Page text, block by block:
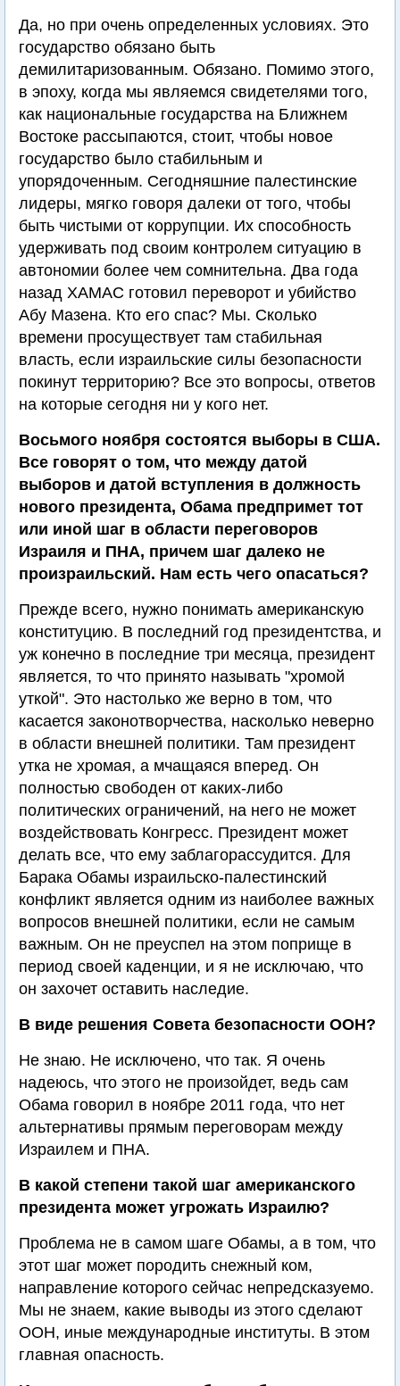
Да, но при очень определенных условиях. Это
государство обязано быть
демилитаризованным. Обязано. Помимо этого,
в эпоху, когда мы являемся свидетелями того,
как национальные государства на Ближнем
Востоке рассыпаются, стоит, чтобы новое
государство было стабильным и
упорядоченным. Сегодняшние палестинские
лидеры, мягко говоря далеки от того, чтобы
быть чистыми от коррупции. Их способность
удерживать под своим контролем ситуацию в
автономии более чем сомнительна. Два года
назад ХАМАС готовил переворот и убийство
Абу Мазена. Кто его спас? Мы. Сколько
времени просуществует там стабильная
власть, если израильские силы безопасности
покинут территорию? Все это вопросы, ответов
на которые сегодня ни у кого нет.
Восьмого ноября состоятся выборы в США.
Все говорят о том, что между датой
выборов и датой вступления в должность
нового президента, Обама предпримет тот
или иной шаг в области переговоров
Израиля и ПНА, причем шаг далеко не
произраильский. Нам есть чего опасаться?
Прежде всего, нужно понимать американскую
конституцию. В последний год президентства, и
уж конечно в последние три месяца, президент
является, то что принято называть "хромой
уткой". Это настолько же верно в том, что
касается законотворчества, насколько неверно
в области внешней политики. Там президент
утка не хромая, а мчащаяся вперед. Он
полностью свободен от каких-либо
политических ограничений, на него не может
воздействовать Конгресс. Президент может
делать все, что ему заблагорассудится. Для
Барака Обамы израильско-палестинский
конфликт является одним из наиболее важных
вопросов внешней политики, если не самым
важным. Он не преуспел на этом поприще в
период своей каденции, и я не исключаю, что
он захочет оставить наследие.
В виде решения Совета безопасности ООН?
Не знаю. Не исключено, что так. Я очень
надеюсь, что этого не произойдет, ведь сам
Обама говорил в ноябре 2011 года, что нет
альтернативы прямым переговорам между
Израилем и ПНА.
В какой степени такой шаг американского
президента может угрожать Израилю?
Проблема не в самом шаге Обамы, а в том, что
этот шаг может породить снежный ком,
направление которого сейчас непредсказуемо.
Мы не знаем, какие выводы из этого сделают
ООН, иные международные институты. В этом
главная опасность.